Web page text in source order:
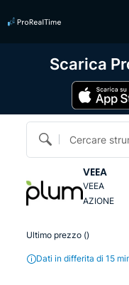
Cercare
VEEA
VEEA
AZIONE
Ultimo prezzo ()
Dati in differita di 15
Scarica